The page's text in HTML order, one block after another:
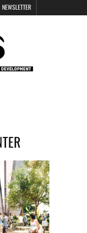
NEWSLETTER